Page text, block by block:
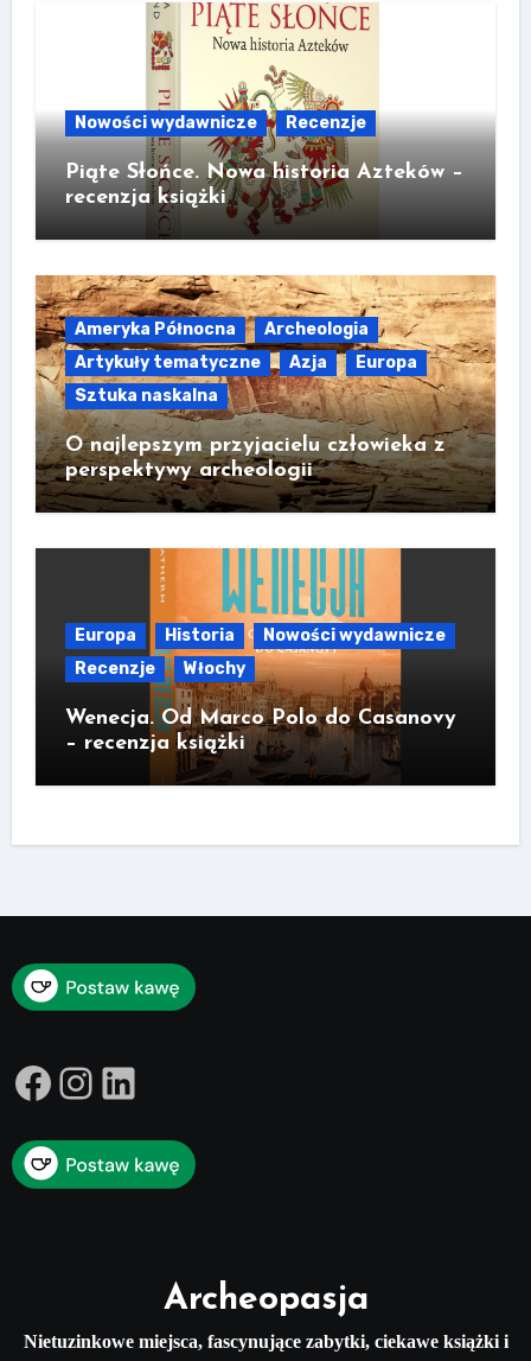
Nowości wydawnicze Recenzje
Piąte Słońce. Nowa historia Azteków –
recenzja książki
Ameryka Północna
Archeologia
Artykuły tematyczne
Azja
Europa
Sztuka naskalna
O najlepszym przyjacielu człowieka z
perspektywy archeologii
Europa Historia
Nowości wydawnicze
Recenzje
Włochy
Wenecja. Od Marco Polo do Casanovy
– recenzja książki
Facebook
Instagram
LinkedIn
Archeopasja
Nietuzinkowe miejsca, fascynujące zabytki, ciekawe książki i